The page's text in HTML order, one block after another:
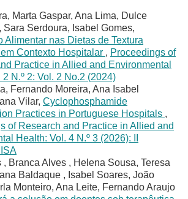
Marta Gaspar, Ana Lima, Dulce
Sara Serdoura, Isabel Gomes,
Alimentar nas Dietas de Textura
Contexto Hospitalar , Proceedings of
Practice in Allied and Environmental
2 N.º 2: Vol. 2 No.2 (2024)
Fernando Moreira, Ana Isabel
Vilar, Cyclophosphamide
Practices in Portuguese Hospitals ,
of Research and Practice in Allied and
Health: Vol. 4 N.º 3 (2026): II
, Branca Alves , Helena Sousa, Teresa
Baldaque , Isabel Soares, João
Monteiro, Ana Leite, Fernando Araujo